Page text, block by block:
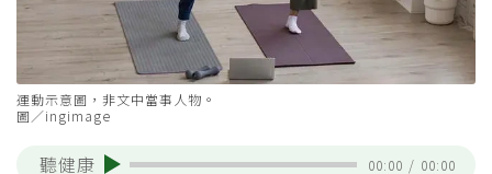
運動示意圖，非文中當事人物。
圖／ingimage
聽健康 00:00 / 00:00